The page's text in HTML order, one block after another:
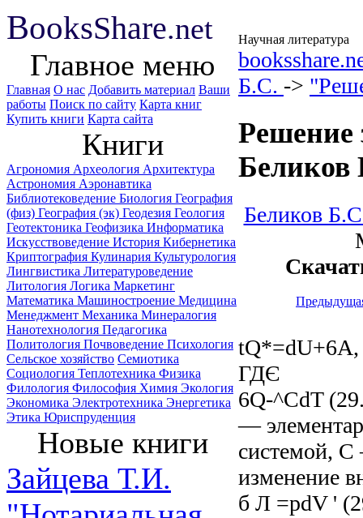
BooksShare.net Научная литература
Главное меню
Главная О нас Добавить материал Ваши
работы Поиск по сайту Карта книг
Купить книги Карта сайта
Книги
Агрономия Археология Архитектура
Астрономия Аэронавтика
Библиотековедение Биология География
(физ) География (эк) Геодезия Геология
Геотектоника Геофизика Информатика
Искусствоведение История Кибернетика
Криптография Кулинария Культурология
Лингвистика Литературоведение
Литология Логика Маркетинг
Математика Машиностроение Медицина
Менеджмент Механика Минералогия
Нанотехнология Педагогика
Политология Почвоведение Психология
Сельское хозяйство Семиотика
Социология Теплотехника Физика
Филология Философия Химия Экология
Экономика Электротехника Энергетика
Этика Юриспруденция
Новые книги
Зайцева Т.И.
Б.С. ->
Решение
Беликов
Беликов
tQ*=dU+6A,
ГДЄ
6Q-^CdT
—
системой,
изменение
б Л =pdV '